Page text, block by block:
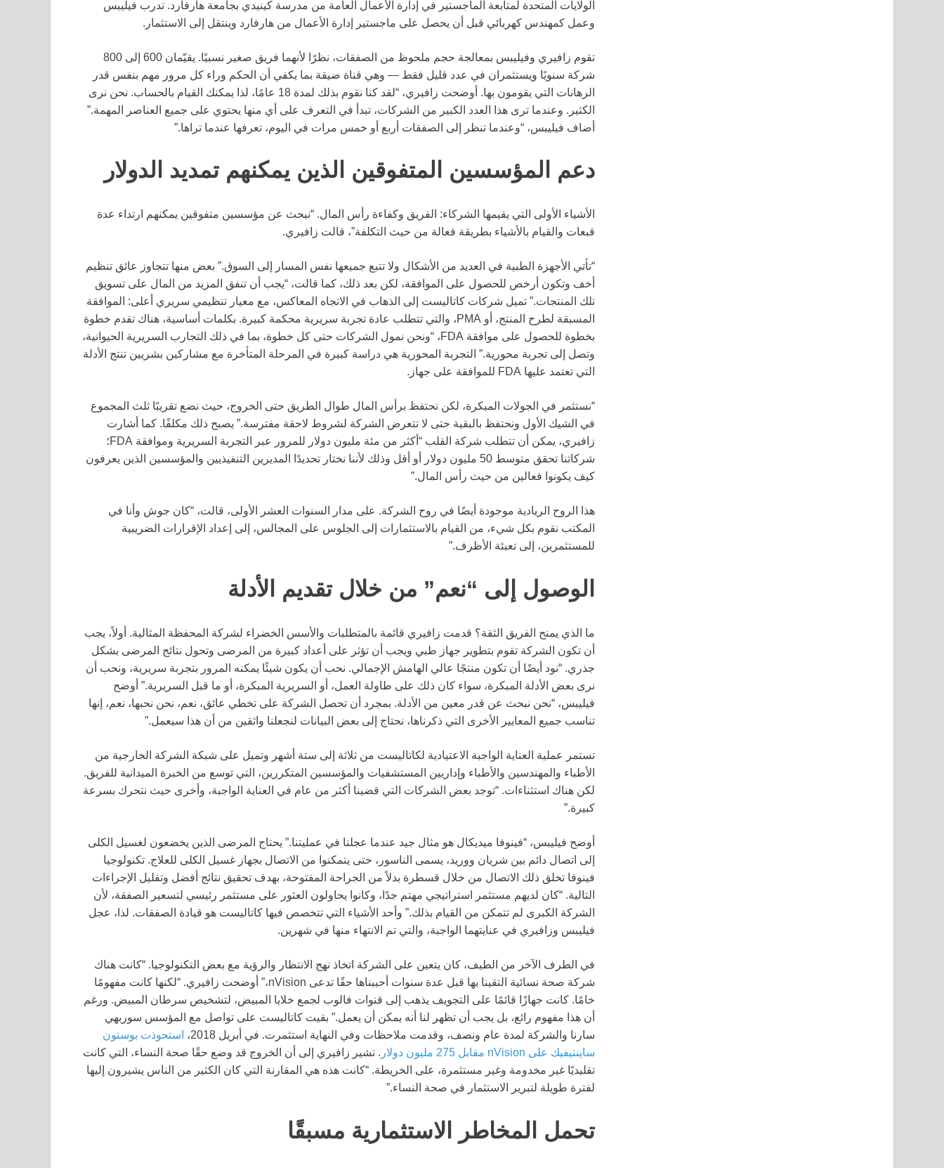
الولايات المتحدة لمتابعة الماجستير في إدارة الأعمال العامة من مدرسة كينيدي بجامعة هارفارد. تدرب فيليبس
وعمل كمهندس كهربائي قبل أن يحصل على ماجستير إدارة الأعمال من هارفارد وينتقل إلى الاستثمار.
تقوم زافيري وفيليبس بمعالجة حجم ملحوظ من الصفقات، نظرًا لأنهما فريق صغير نسبيًا. يقيّمان 600 إلى 800
شركة سنويًا ويستثمران في عدد قليل فقط — وهي قناة ضيقة بما يكفي أن الحكم وراء كل مرور مهم بنفس قدر
الرهانات التي يقومون بها. أوضحت زافيري، “لقد كنا نقوم بذلك لمدة 18 عامًا، لذا يمكنك القيام بالحساب. نحن نرى
الكثير. وعندما ترى هذا العدد الكبير من الشركات، تبدأ في التعرف على أي منها يحتوي على جميع العناصر المهمة.”
أضاف فيليبس، “وعندما تنظر إلى الصفقات أربع أو خمس مرات في اليوم، تعرفها عندما تراها.”
دعم المؤسسين المتفوقين الذين يمكنهم تمديد الدولار
الأشياء الأولى التي يقيمها الشركاء: الفريق وكفاءة رأس المال. “نبحث عن مؤسسين متفوقين يمكنهم ارتداء عدة
قبعات والقيام بالأشياء بطريقة فعالة من حيث التكلفة”، قالت زافيري.
“تأتي الأجهزة الطبية في العديد من الأشكال ولا تتبع جميعها نفس المسار إلى السوق.” بعض منها تتجاوز عائق تنظيم
أخف وتكون أرخص للحصول على الموافقة، لكن بعد ذلك، كما قالت، “يجب أن تنفق المزيد من المال على تسويق
تلك المنتجات.” تميل شركات كاتاليست إلى الذهاب في الاتجاه المعاكس، مع معيار تنظيمي سريري أعلى: الموافقة
المسبقة لطرح المنتج، أو PMA، والتي تتطلب عادة تجربة سريرية محكمة كبيرة. بكلمات أساسية، هناك تقدم خطوة
بخطوة للحصول على موافقة FDA، “ونحن نمول الشركات حتى كل خطوة، بما في ذلك التجارب السريرية الحيوانية،
وتصل إلى تجربة محورية.” التجربة المحورية هي دراسة كبيرة في المرحلة المتأخرة مع مشاركين بشريين تنتج الأدلة
التي تعتمد عليها FDA للموافقة على جهاز.
“نستثمر في الجولات المبكرة، لكن نحتفظ برأس المال طوال الطريق حتى الخروج، حيث نضع تقريبًا ثلث المجموع
في الشيك الأول ونحتفظ بالبقية حتى لا تتعرض الشركة لشروط لاحقة مفترسة.” يصبح ذلك مكلفًا. كما أشارت
زافيري، يمكن أن تتطلب شركة القلب “أكثر من مئة مليون دولار للمرور عبر التجربة السريرية وموافقة FDA؛
شركاتنا تحقق متوسط 50 مليون دولار أو أقل وذلك لأننا نختار تحديدًا المديرين التنفيذيين والمؤسسين الذين يعرفون
كيف يكونوا فعالين من حيث رأس المال.”
هذا الروح الريادية موجودة أيضًا في روح الشركة. على مدار السنوات العشر الأولى، قالت، “كان جوش وأنا في
المكتب نقوم بكل شيء، من القيام بالاستثمارات إلى الجلوس على المجالس، إلى إعداد الإقرارات الضريبية
للمستثمرين، إلى تعبئة الأظرف.”
الوصول إلى “نعم” من خلال تقديم الأدلة
ما الذي يمنح الفريق الثقة؟ قدمت زافيري قائمة بالمتطلبات والأسس الخضراء لشركة المحفظة المثالية. أولاً، يجب
أن تكون الشركة تقوم بتطوير جهاز طبي ويجب أن تؤثر على أعداد كبيرة من المرضى وتحول نتائج المرضى بشكل
جذري. “نود أيضًا أن تكون منتجًا عالي الهامش الإجمالي. نحب أن يكون شيئًا يمكنه المرور بتجربة سريرية، ونحب أن
نرى بعض الأدلة المبكرة، سواء كان ذلك على طاولة العمل، أو السريرية المبكرة، أو ما قبل السريرية.” أوضح
فيليبس، “نحن نبحث عن قدر معين من الأدلة. بمجرد أن تحصل الشركة على تخطي عائق، نعم، نحن نحبها، نعم، إنها
تناسب جميع المعايير الأخرى التي ذكرناها، نحتاج إلى بعض البيانات لنجعلنا واثقين من أن هذا سيعمل.”
تستمر عملية العناية الواجبة الاعتيادية لكاتاليست من ثلاثة إلى ستة أشهر وتميل على شبكة الشركة الخارجية من
الأطباء والمهندسين والأطباء وإداريين المستشفيات والمؤسسين المتكررين، التي توسع من الخبرة الميدانية للفريق.
لكن هناك استثناءات. “توجد بعض الشركات التي قضينا أكثر من عام في العناية الواجبة، وأخرى حيث نتحرك بسرعة
كبيرة.”
أوضح فيليبس، “فينوفا ميديكال هو مثال جيد عندما عجلنا في عمليتنا.” يحتاج المرضى الذين يخضعون لغسيل الكلى
إلى اتصال دائم بين شريان ووريد، يسمى الناسور، حتى يتمكنوا من الاتصال بجهاز غسيل الكلى للعلاج. تكنولوجيا
فينوفا تخلق ذلك الاتصال من خلال قسطرة بدلاً من الجراحة المفتوحة، بهدف تحقيق نتائج أفضل وتقليل الإجراءات
التالية. “كان لديهم مستثمر استراتيجي مهتم جدًا، وكانوا يحاولون العثور على مستثمر رئيسي لتسعير الصفقة، لأن
الشركة الكبرى لم تتمكن من القيام بذلك.” وأحد الأشياء التي تتخصص فيها كاتاليست هو قيادة الصفقات. لذا، عجل
فيليبس وزافيري في عنايتهما الواجبة، والتي تم الانتهاء منها في شهرين.
في الطرف الآخر من الطيف، كان يتعين على الشركة اتخاذ نهج الانتظار والرؤية مع بعض التكنولوجيا. “كانت هناك
شركة صحة نسائية التقينا بها قبل عدة سنوات أحببناها حقًا تدعى nVision،” أوضحت زافيري. “لكنها كانت مفهومًا
خامًا. كانت جهازًا قائمًا على التجويف يذهب إلى قنوات فالوب لجمع خلايا المبيض، لتشخيص سرطان المبيض. ورغم
أن هذا مفهوم رائع، بل يجب أن تظهر لنا أنه يمكن أن يعمل.” بقيت كاتاليست على تواصل مع المؤسس سوربهي
سارنا والشركة لمدة عام ونصف، وقدمت ملاحظات وفي النهاية استثمرت. في أبريل 2018،
استحوذت بوستون
ساينتيفيك على nVision مقابل 275 مليون دولار
. تشير زافيري إلى أن الخروج قد وضع حقًا صحة النساء، التي كانت
تقليديًا غير مخدومة وغير مستثمرة، على الخريطة. “كانت هذه هي المقارنة التي كان الكثير من الناس يشيرون إليها
لفترة طويلة لتبرير الاستثمار في صحة النساء.”
تحمل المخاطر الاستثمارية مسبقًا